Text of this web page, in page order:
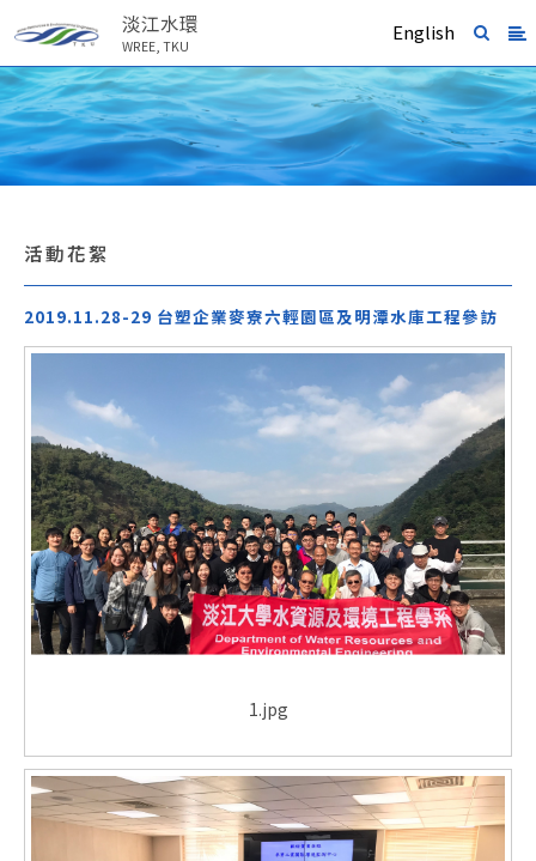
淡江水環
WREE, TKU
English
活動花絮
2019.11.28-29 台塑企業麥寮六輕園區及明潭水庫工程參訪
1.jpg